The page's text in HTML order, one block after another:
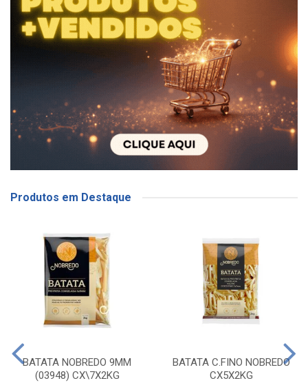
Produtos em Destaque
BATATA NOBREDO 9MM
(03948) CX\7X2KG
BATATA C.FINO NOBREDO
CX5X2KG